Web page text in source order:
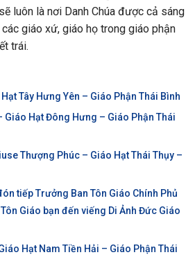
luôn là nơi Danh Chúa được cả sáng
giáo xứ, giáo họ trong giáo phận
trái.
Tây Hưng Yên – Giáo Phận Thái Bình
Giáo Hạt Đông Hưng – Giáo Phận Thái
Thượng Phúc – Giáo Hạt Thái Thụy –
tiếp Trưởng Ban Tôn Giáo Chính Phủ
Giáo bạn đến viếng Di Ảnh Đức Giáo
Hạt Nam Tiền Hải – Giáo Phận Thái